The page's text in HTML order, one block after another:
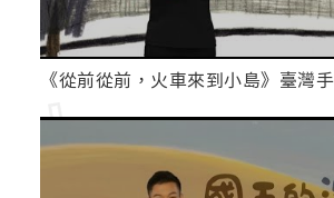
《從前從前，火車來到小島》臺灣